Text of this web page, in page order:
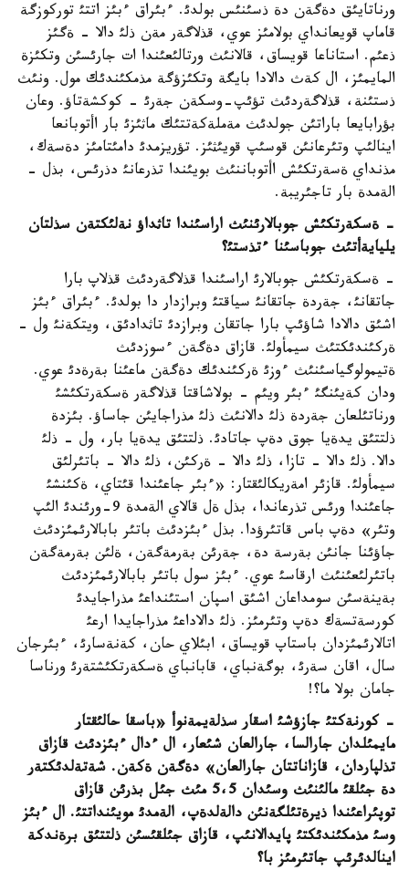
ورناتايئق دةگةن دة ذسئنئس بولدئ. ءبئراق ءبئز اتتئ توركوزگة
قاماپ قويعانداي بولامئز عوي، قذلاگةر مةن ذلئ دالا - ةگئز
ذعئم. استاناعا قويساق، قالانئث ورتالئعئندا ات جارئسئن وتكئزة
المايمئز، ال كةث دالادا بايگة وتكئزؤگة مذمكئندئك مول. ونئث
ذستئنة، قذلاگةردئث تؤئپ-وسكةن جةرئ - كوكشةتاؤ. وعان
بؤرابايعا باراتئن جولدئث مةملةكةتتئك ماثئزئ بار اأتوبانعا
اينالئپ وتئرعانئن قوسئپ قويئثئز. تؤريزمدئ دامئتامئز دةسةك،
مذنداي ةسةرتكئش اأتوباننئث بويئندا تذرعانئ دذرئس، بذل -
الةمدة بار تاجئريبة.
- ةسكةرتكئش جوبالارئنئث اراسئندا تاثداؤ نةلئكتةن سذلتان
يليايةأتئث جوباسئنا ءتذستئ؟
- ةسكةرتكئش جوبالارئ اراسئندا قذلاگةردئث قذلاپ بارا
جاتقانئ، جةردة جاتقانئ سياقتئ وبرازدار دا بولدئ. ءبئراق ءبئز
اشئق دالادا شاؤئپ بارا جاتقان وبرازدئ تاثدادئق، ويتكةنئ ول -
ةركئندئكتئث سيمأولئ. قازاق دةگةن ءسوزدئث
ةتيمولوگياسئنئث ءوزئ ةركئندئك دةگةن ماعئنا بةرةدئ عوي.
ودان كةيئنگئ ءبئر ويئم - بولاشاقتا قذلاگةر ةسكةرتكئشئ
ورناتئلعان جةردة ذلئ دالانئث ذلئ مذراجايئن جاساؤ. بئزدة
ذلتتئق يدةيا جوق دةپ جاتادئ. ذلتتئق يدةيا بار، ول - ذلئ
دالا. ذلئ دالا - تازا، ذلئ دالا - ةركئن، ذلئ دالا - باتئرلئق
سيمأولئ. قازئر امةريكالئقتار: «ءبئر جاعئندا قئتاي، ةكئنشئ
جاعئندا ورئس تذرعاندا، بذل ةل قالاي الةمدة 9-ورئندئ الئپ
وتئر» دةپ باس قاتئرؤدا. بذل ءبئزدئث باتئر بابالارئمئزدئث
جاؤئنا جانئن بةرسة دة، جةرئن بةرمةگةن، ةلئن بةرمةگةن
باتئرلئعئنئث ارقاسئ عوي. ءبئز سول باتئر بابالارئمئزدئث
بةينةسئن سومداعان اشئق اسپان استئنداعئ مذراجايدئ
كورسةتسةك دةپ وتئرمئز. ذلئ دالاداعئ مذراجايدا ارعئ
اتالارئمئزدان باستاپ قويساق، ابئلاي حان، كةنةسارئ، ءبئرجان
سال، اقان سةرئ، بوگةنباي، قابانباي ةسكةرتكئشتةرئ ورناسا
جامان بولا ما؟!
- كورنةكتئ جازؤشئ اسقار سذلةيمةنوأ «باسقا حالئقتار
مايمئلدان جارالسا، جارالعان شئعار، ال ءدال ءبئزدئث قازاق
تذلپاردان، قازاناتتان جارالعان» دةگةن ةكةن. شةتةلدئكتةر
دة جئلقئ مالئنئث وسئدان 5،5 مئث جئل بذرئن قازاق
توپئراعئندا ذيرةتئلگةنئن دالةلدةپ، الةمدئ مويئنداتتئ. ال ءبئز
وسئ مذمكئندئكتئ پايدالانئپ، قازاق جئلقئسئن ذلتتئق برةندكة
اينالدئرئپ جاتئرمئز با؟